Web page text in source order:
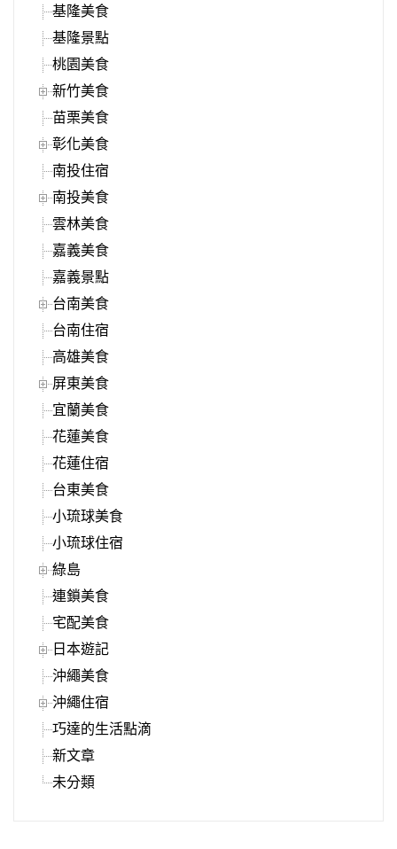
基隆美食
基隆景點
桃園美食
新竹美食
苗栗美食
彰化美食
南投住宿
南投美食
雲林美食
嘉義美食
嘉義景點
台南美食
台南住宿
高雄美食
屏東美食
宜蘭美食
花蓮美食
花蓮住宿
台東美食
小琉球美食
小琉球住宿
綠島
連鎖美食
宅配美食
日本遊記
沖繩美食
沖繩住宿
巧達的生活點滴
新文章
未分類